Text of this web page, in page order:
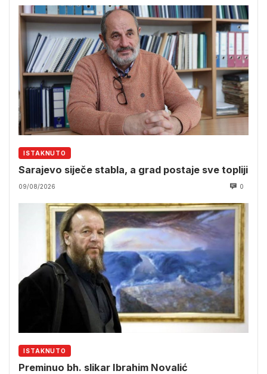
ISTAKNUTO
Sarajevo siječe stabla, a grad postaje sve topliji
09/08/2026 0
ISTAKNUTO
Preminuo bh. slikar Ibrahim Novalić